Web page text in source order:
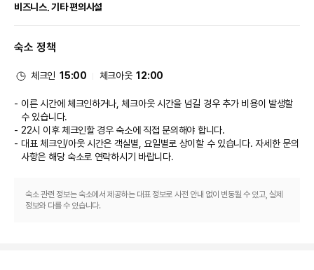
비즈니스, 기타 편의시설
설은 컨퍼런스 공간 및 회의실 등으로 구성되어 있습니다. 시설 내에서 무료 셀
숙소 정책
체크인 15:00 체크아웃 12:00
이른 시간에 체크인하거나, 체크아웃 시간을 넘길 경우 추가 비용이 발생할
수 있습니다.
22시 이후 체크인할 경우 숙소에 직접 문의해야 합니다.
대표 체크인/아웃 시간은 객실별, 요일별로 상이할 수 있습니다. 자세한 문의
사항은 해당 숙소로 연락하시기 바랍니다.
숙소 관련 정보는 숙소에서 제공하는 대표 정보로 사전 안내 없이 변동될 수 있고, 실제
정보와 다를 수 있습니다.